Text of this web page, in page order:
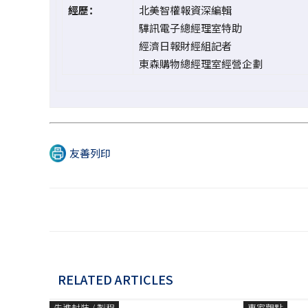
經歷：
北美智權報資深編輯
驊訊電子總經理室特助
經濟日報財經組記者
東森購物總經理室經營企劃
友善列印
RELATED ARTICLES